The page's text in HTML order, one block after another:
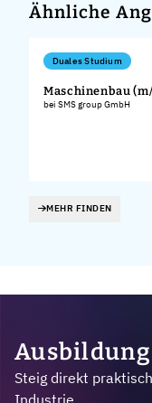
Ähnliche
Duales Studium
Maschinenbau
bei SMS group GmbH
MEHR FINDEN
Steig direkt